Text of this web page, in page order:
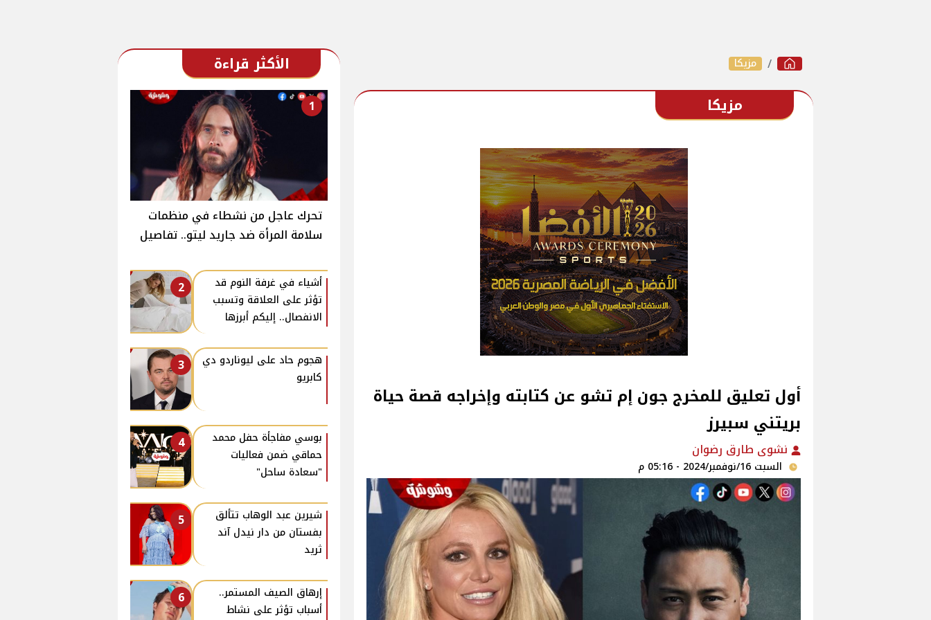
مزيكا
مزيكا
أول تعليق للمخرج جون إم تشو عن كتابته وإخراجه قصة حياة
بريتني سبيرز
نشوى طارق رضوان
السبت 16/نوفمبر/2024 - 05:16 م
الأكثر قراءة
1
تحرك عاجل من نشطاء في منظمات
سلامة المرأة ضد جاريد ليتو.. تفاصيل
2
أشياء في غرفة النوم قد
تؤثر على العلاقة وتسبب
الانفصال.. إليكم أبرزها
3
هجوم حاد على ليوناردو دي
كابريو
4
بوسي مفاجأة حفل محمد
حماقي ضمن فعاليات
"سعادة ساحل"
5
شيرين عبد الوهاب تتألق
بفستان من دار نيدل آند
ثريد
6
إرهاق الصيف المستمر..
أسباب تؤثر على نشاط